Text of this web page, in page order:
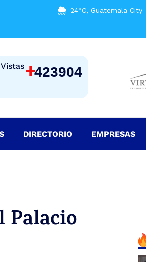
24°C, Guatemala City
+423904
DIRECTORIO EMPRESAS
Palacio